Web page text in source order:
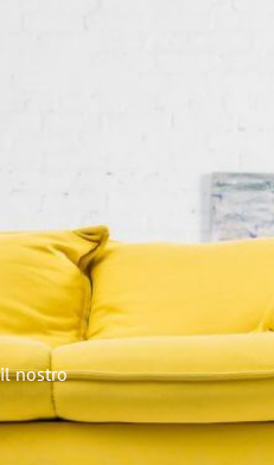
nostro